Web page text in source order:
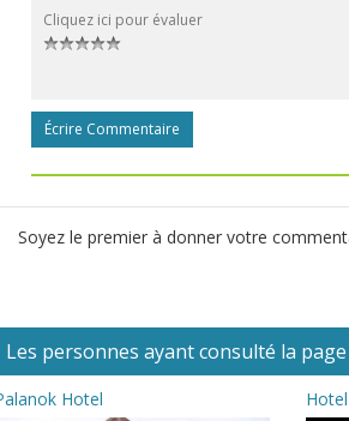
Cliquez ici pour évaluer
Écrire Commentaire
Soyez le premier à donner votre
Les personnes ayant consulté la
Hotel